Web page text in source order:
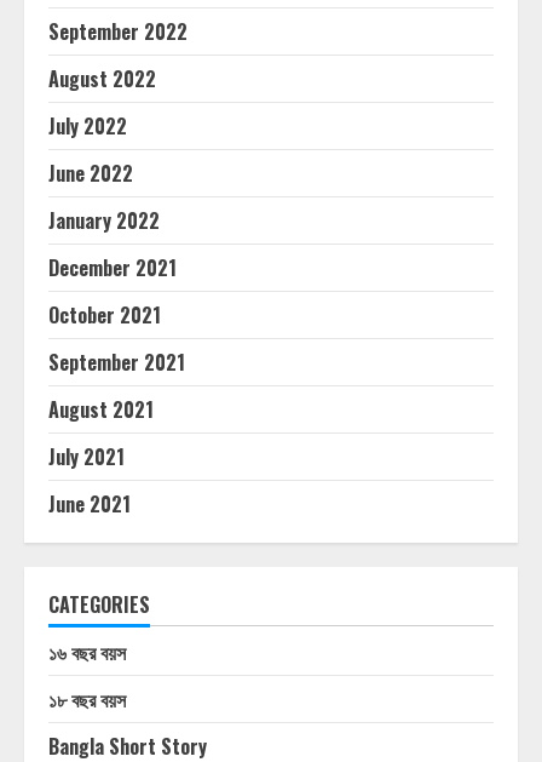
September 2022
August 2022
July 2022
June 2022
January 2022
December 2021
October 2021
September 2021
August 2021
July 2021
June 2021
CATEGORIES
১৬ বছর বয়স
১৮ বছর বয়স
Bangla Short Story